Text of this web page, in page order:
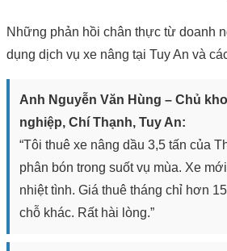
Những phản hồi chân thực từ doanh
dụng dịch vụ xe nâng tại Tuy An và
Anh Nguyễn Văn Hùng – Chủ
nghiệp, Chí Thạnh, Tuy An:
“Tôi thuê xe nâng dầu 3,5 tấn của
phân bón trong suốt vụ mùa. Xe
nhiệt tình. Giá thuê tháng chỉ hơn
chỗ khác. Rất hài lòng.”